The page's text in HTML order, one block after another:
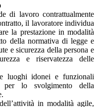
di lavoro contrattualmente
il lavoratore individua
la prestazione in modalità
della normativa di legge e
e sicurezza della persona e
e riservatezza delle
luoghi idonei e funzionali
per lo svolgimento della
in modalità agile,